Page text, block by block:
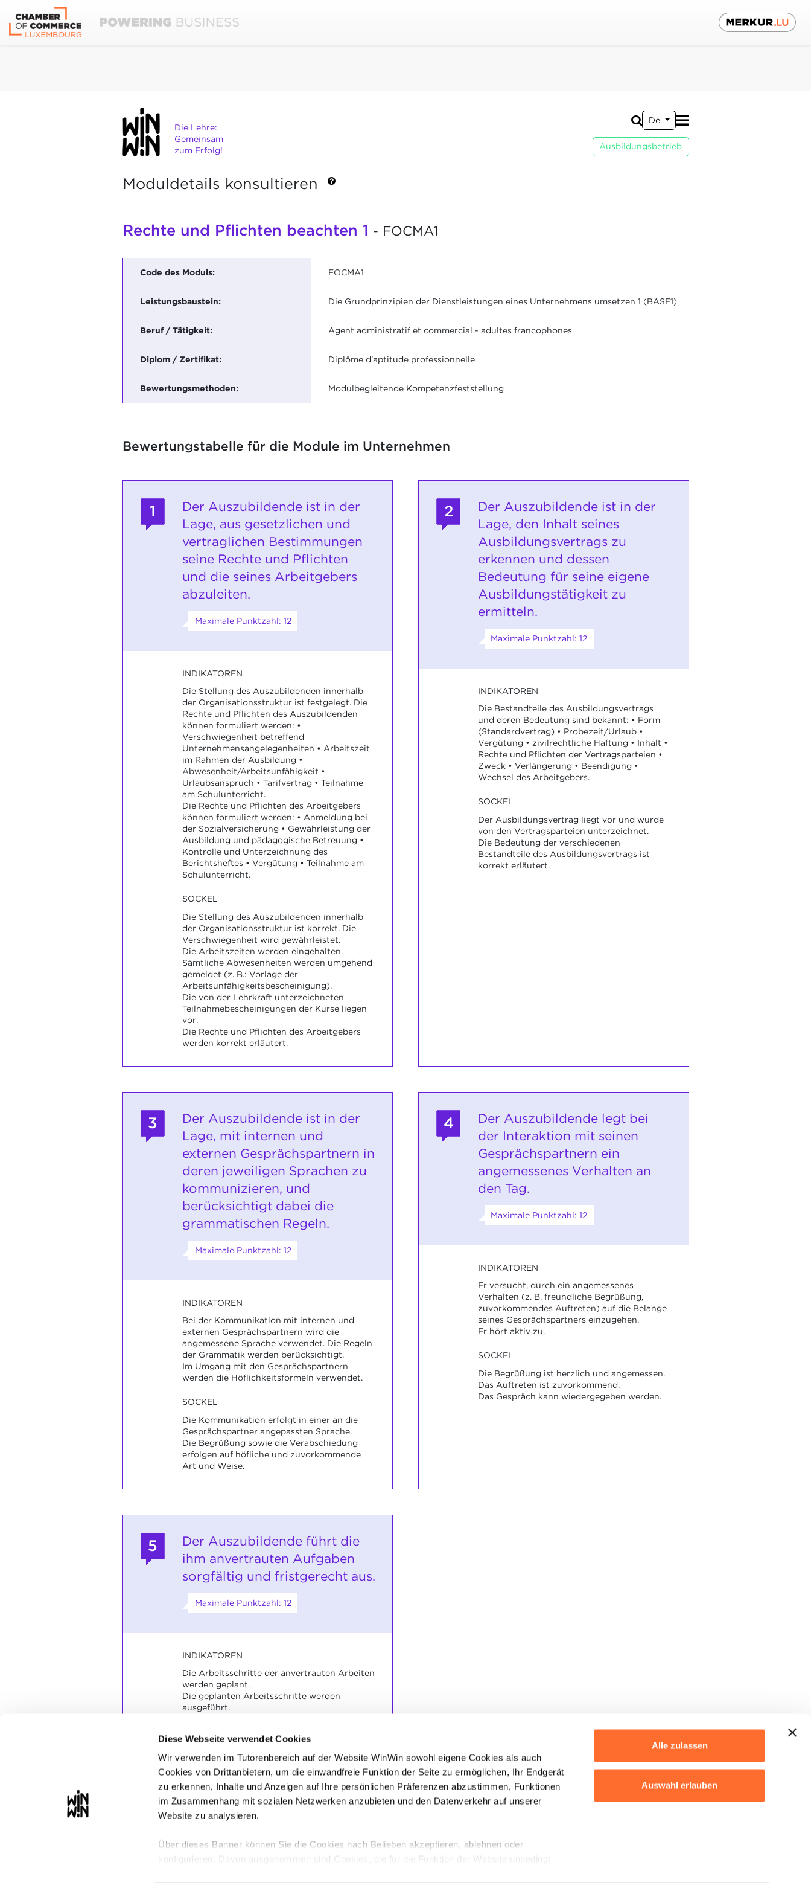
Diese Webseite verwendet Cookies
Wir verwenden im Tutorenbereich auf der Website WinWin sowohl eigene Cookies als auch
Cookies von Drittanbietern, um die einwandfreie Funktion der Seite zu ermöglichen, Ihr Endgerät
zu erkennen, Inhalte und Anzeigen auf Ihre persönlichen Präferenzen abzustimmen, Funktionen
im Zusammenhang mit sozialen Netzwerken anzubieten und den Datenverkehr auf unserer
Website zu analysieren.
Über dieses Banner können Sie die Cookies nach Belieben akzeptieren, ablehnen oder
konfigurieren. Davon ausgenommen sind Cookies, die für die Funktion der Website unbedingt
Alle zulassen
Auswahl erlauben
Die Lehre:
Gemeinsam
zum Erfolg!
De
Ausbildungsbetrieb
Moduldetails konsultieren
Rechte und Pflichten beachten 1 - FOCMA1
Code des Moduls: FOCMA1
Leistungsbaustein: Die Grundprinzipien der Dienstleistungen eines Unternehmens umsetzen 1 (BASE1)
Beruf / Tätigkeit: Agent administratif et commercial - adultes francophones
Diplom / Zertifikat: Diplôme d'aptitude professionnelle
Bewertungsmethoden: Modulbegleitende Kompetenzfeststellung
Bewertungstabelle für die Module im Unternehmen
1
Der Auszubildende ist in der
Lage, aus gesetzlichen und
vertraglichen Bestimmungen
seine Rechte und Pflichten
und die seines Arbeitgebers
abzuleiten.
Maximale Punktzahl: 12
INDIKATOREN
Die Stellung des Auszubildenden innerhalb
der Organisationsstruktur ist festgelegt. Die
Rechte und Pflichten des Auszubildenden
können formuliert werden: •
Verschwiegenheit betreffend
Unternehmensangelegenheiten • Arbeitszeit
im Rahmen der Ausbildung •
Abwesenheit/Arbeitsunfähigkeit •
Urlaubsanspruch • Tarifvertrag • Teilnahme
am Schulunterricht.
Die Rechte und Pflichten des Arbeitgebers
können formuliert werden: • Anmeldung bei
der Sozialversicherung • Gewährleistung der
Ausbildung und pädagogische Betreuung •
Kontrolle und Unterzeichnung des
Berichtsheftes • Vergütung • Teilnahme am
Schulunterricht.
SOCKEL
Die Stellung des Auszubildenden innerhalb
der Organisationsstruktur ist korrekt. Die
Verschwiegenheit wird gewährleistet.
Die Arbeitszeiten werden eingehalten.
Sämtliche Abwesenheiten werden umgehend
gemeldet (z. B.: Vorlage der
Arbeitsunfähigkeitsbescheinigung).
Die von der Lehrkraft unterzeichneten
Teilnahmebescheinigungen der Kurse liegen
vor.
Die Rechte und Pflichten des Arbeitgebers
werden korrekt erläutert.
2
Der Auszubildende ist in der
Lage, den Inhalt seines
Ausbildungsvertrags zu
erkennen und dessen
Bedeutung für seine eigene
Ausbildungstätigkeit zu
ermitteln.
Maximale Punktzahl: 12
INDIKATOREN
Die Bestandteile des Ausbildungsvertrags
und deren Bedeutung sind bekannt: • Form
(Standardvertrag) • Probezeit/Urlaub •
Vergütung • zivilrechtliche Haftung • Inhalt •
Rechte und Pflichten der Vertragsparteien •
Zweck • Verlängerung • Beendigung •
Wechsel des Arbeitgebers.
SOCKEL
Der Ausbildungsvertrag liegt vor und wurde
von den Vertragsparteien unterzeichnet.
Die Bedeutung der verschiedenen
Bestandteile des Ausbildungsvertrags ist
korrekt erläutert.
3
Der Auszubildende ist in der
Lage, mit internen und
externen Gesprächspartnern in
deren jeweiligen Sprachen zu
kommunizieren, und
berücksichtigt dabei die
grammatischen Regeln.
Maximale Punktzahl: 12
INDIKATOREN
Bei der Kommunikation mit internen und
externen Gesprächspartnern wird die
angemessene Sprache verwendet. Die Regeln
der Grammatik werden berücksichtigt.
Im Umgang mit den Gesprächspartnern
werden die Höflichkeitsformeln verwendet.
SOCKEL
Die Kommunikation erfolgt in einer an die
Gesprächspartner angepassten Sprache.
Die Begrüßung sowie die Verabschiedung
erfolgen auf höfliche und zuvorkommende
Art und Weise.
4
Der Auszubildende legt bei
der Interaktion mit seinen
Gesprächspartnern ein
angemessenes Verhalten an
den Tag.
Maximale Punktzahl: 12
INDIKATOREN
Er versucht, durch ein angemessenes
Verhalten (z. B. freundliche Begrüßung,
zuvorkommendes Auftreten) auf die Belange
seines Gesprächspartners einzugehen.
Er hört aktiv zu.
SOCKEL
Die Begrüßung ist herzlich und angemessen.
Das Auftreten ist zuvorkommend.
Das Gespräch kann wiedergegeben werden.
5
Der Auszubildende führt die
ihm anvertrauten Aufgaben
sorgfältig und fristgerecht aus.
Maximale Punktzahl: 12
INDIKATOREN
Die Arbeitsschritte der anvertrauten Arbeiten
werden geplant.
Die geplanten Arbeitsschritte werden
ausgeführt.
SOCKEL
Der Arbeitsplan liegt vor. Die Aufgaben
werden sorgfältig ausgeführt.
Die ausgeführten Aufgaben werden
fristgerecht vorgelegt.